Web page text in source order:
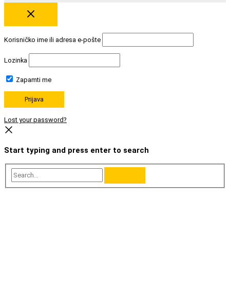
Korisničko ime ili adresa e-pošte
Lozinka
Zapamti me
Lost your password?
Start typing and press enter to search